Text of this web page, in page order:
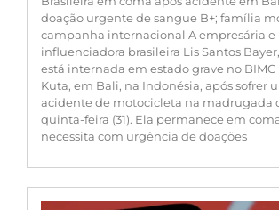
doação urgente de sangue B+; família
campanha internacional A empresária e
influenciadora brasileira Lis Santos
está internada em estado grave no
Kuta, em Bali, na Indonésia, após sofrer
acidente de motocicleta na madrugada
quinta-feira (31). Ela permanece em
necessita com urgência de doações